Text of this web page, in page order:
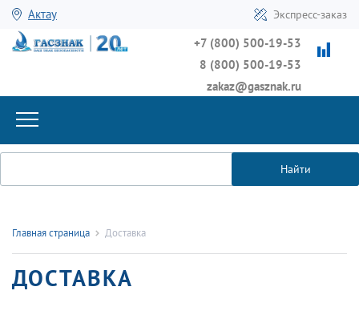
Актау Экспресс-заказ
+7 (800) 500-19-53
8 (800) 500-19-53
zakaz@gasznak.ru
Найти
Главная страница Доставка
ДОСТАВКА